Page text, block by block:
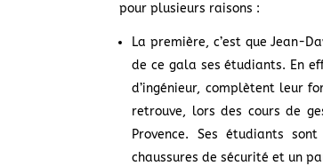
pour plusieurs raisons :
La première, c’est que Jean-
de ce gala ses étudiants. En
d’ingénieur, complètent leur
retrouve, lors des cours de
Provence. Ses étudiants
chaussures de sécurité et un